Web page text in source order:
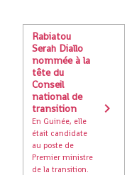
Rabiatou
Serah Diallo
nommée à la
tête du
Conseil
national de
transition
En Guinée, elle
était candidate
au poste de
Premier ministre
de la transition.